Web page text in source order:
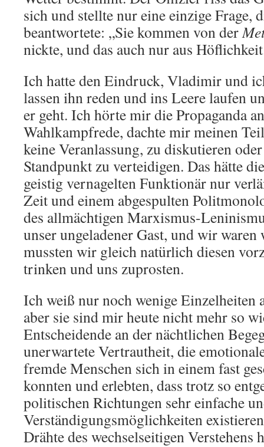
sich und stellte nur eine einzige Frage,
beantwortete: „Sie kommen von der
nickte, und das auch nur aus
Ich hatte den Eindruck, Vladimir und
lassen ihn reden und ins Leere laufen
er geht. Ich hörte mir die Propaganda
Wahlkampfrede, dachte mir meinen
keine Veranlassung, zu diskutieren
Standpunkt zu verteidigen. Das hätte
geistig vernagelten Funktionär nur
Zeit und einem abgespulten
des allmächtigen Marxismus-
unser ungeladener Gast, und wir
mussten wir gleich natürlich diesen
trinken und uns zuprosten.
Ich weiß nur noch wenige Einzelheiten
aber sie sind mir heute nicht mehr so
Entscheidende an der nächtlichen
unerwartete Vertrautheit, die
fremde Menschen sich in einem fast
konnten und erlebten, dass trotz so
politischen Richtungen sehr einfache
Verständigungsmöglichkeiten
Drähte des wechselseitigen Verstehens